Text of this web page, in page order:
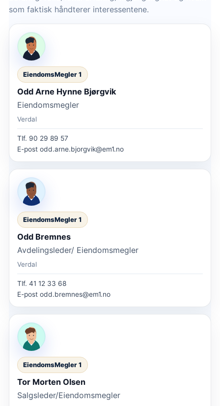
som faktisk håndterer interessentene.
EiendomsMegler 1
Odd Arne Hynne Bjørgvik
Eiendomsmegler
Verdal
Tlf. 90 29 89 57
E-post odd.arne.bjorgvik@em1.no
EiendomsMegler 1
Odd Bremnes
Avdelingsleder/ Eiendomsmegler
Verdal
Tlf. 41 12 33 68
E-post odd.bremnes@em1.no
EiendomsMegler 1
Tor Morten Olsen
Salgsleder/Eiendomsmegler